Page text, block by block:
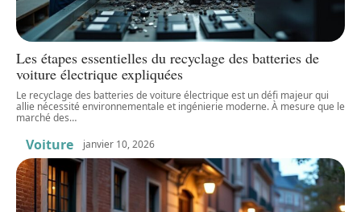
Les étapes essentielles du recyclage des batteries de
voiture électrique expliquées
Le recyclage des batteries de voiture électrique est un défi majeur qui
allie nécessité environnementale et ingénierie moderne. À mesure que le
marché des…
Voiture janvier 10, 2026